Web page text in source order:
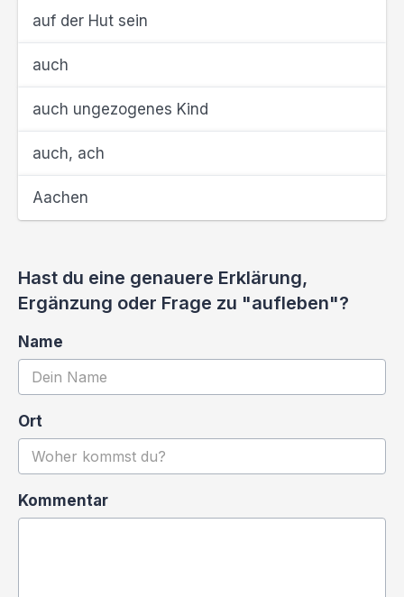
auf der Hut sein
auch
auch ungezogenes Kind
auch, ach
Aachen
Hast du eine genauere Erklärung,
Ergänzung oder Frage zu "aufleben"?
Name
Ort
Kommentar